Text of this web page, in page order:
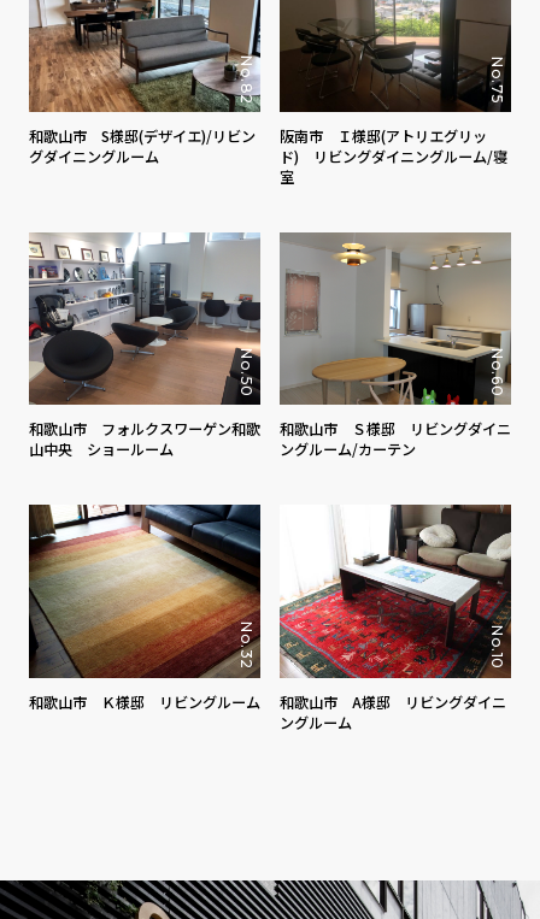
No.82
和歌山市 S様邸(デザイエ)/リビン
グダイニングルーム
No.75
阪南市 Ｉ様邸(アトリエグリッ
ド) リビングダイニングルーム/寝
室
No.50
和歌山市 フォルクスワーゲン和歌
山中央 ショールーム
No.60
和歌山市 Ｓ様邸 リビングダイニ
ングルーム/カーテン
No.32
和歌山市 Ｋ様邸 リビングルーム
No.10
和歌山市 A様邸 リビングダイニ
ングルーム